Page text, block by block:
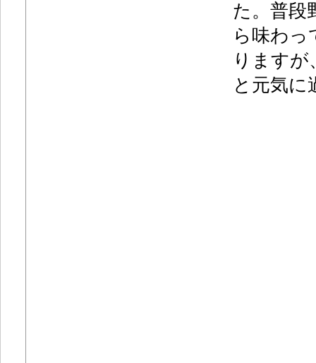
た。普段
ら味わっ
ります
と元気に